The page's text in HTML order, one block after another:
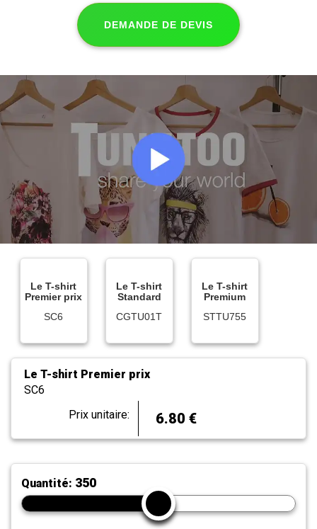
DEMANDE DE DEVIS
Le T-shirt
Premier prix
SC6
Le T-shirt
Standard
CGTU01T
Le T-shirt
Premium
STTU755
Le T-shirt Premier prix
SC6
Prix unitaire:
6.80 €
Quantité: 350